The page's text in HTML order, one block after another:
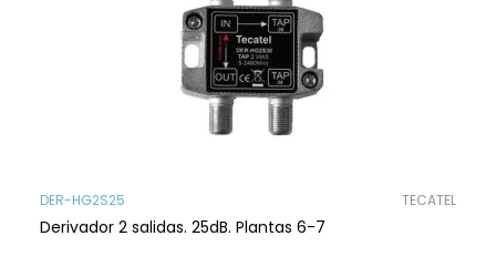
DER-HG2S25 TECATEL
Derivador 2 salidas. 25dB. Plantas 6-7